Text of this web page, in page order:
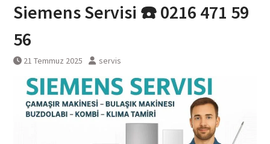
Siemens Servisi ☎️ 0216 471 59
56
21 Temmuz 2025 servis